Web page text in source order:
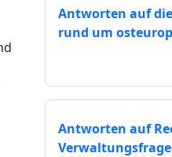
Antworten auf
rund um
Antworten auf